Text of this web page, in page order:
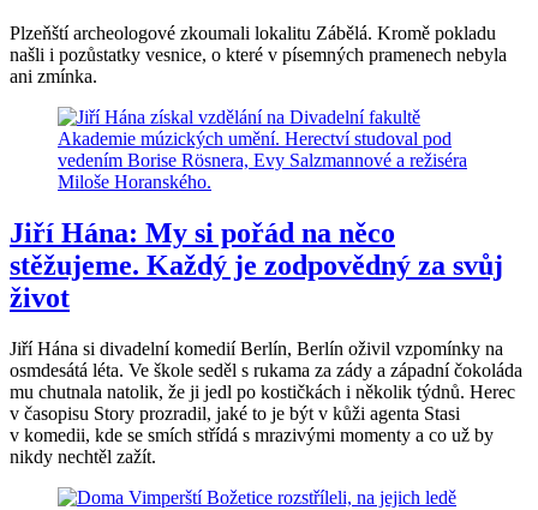
Plzeňští archeologové zkoumali lokalitu Zábělá. Kromě pokladu
našli i pozůstatky vesnice, o které v písemných pramenech nebyla
ani zmínka.
Jiří Hána: My si pořád na něco
stěžujeme. Každý je zodpovědný za svůj
život
Jiří Hána si divadelní komedií Berlín, Berlín oživil vzpomínky na
osmdesátá léta. Ve škole seděl s rukama za zády a západní čokoláda
mu chutnala natolik, že ji jedl po kostičkách i několik týdnů. Herec
v časopisu Story prozradil, jaké to je být v kůži agenta Stasi
v komedii, kde se smích střídá s mrazivými momenty a co už by
nikdy nechtěl zažít.